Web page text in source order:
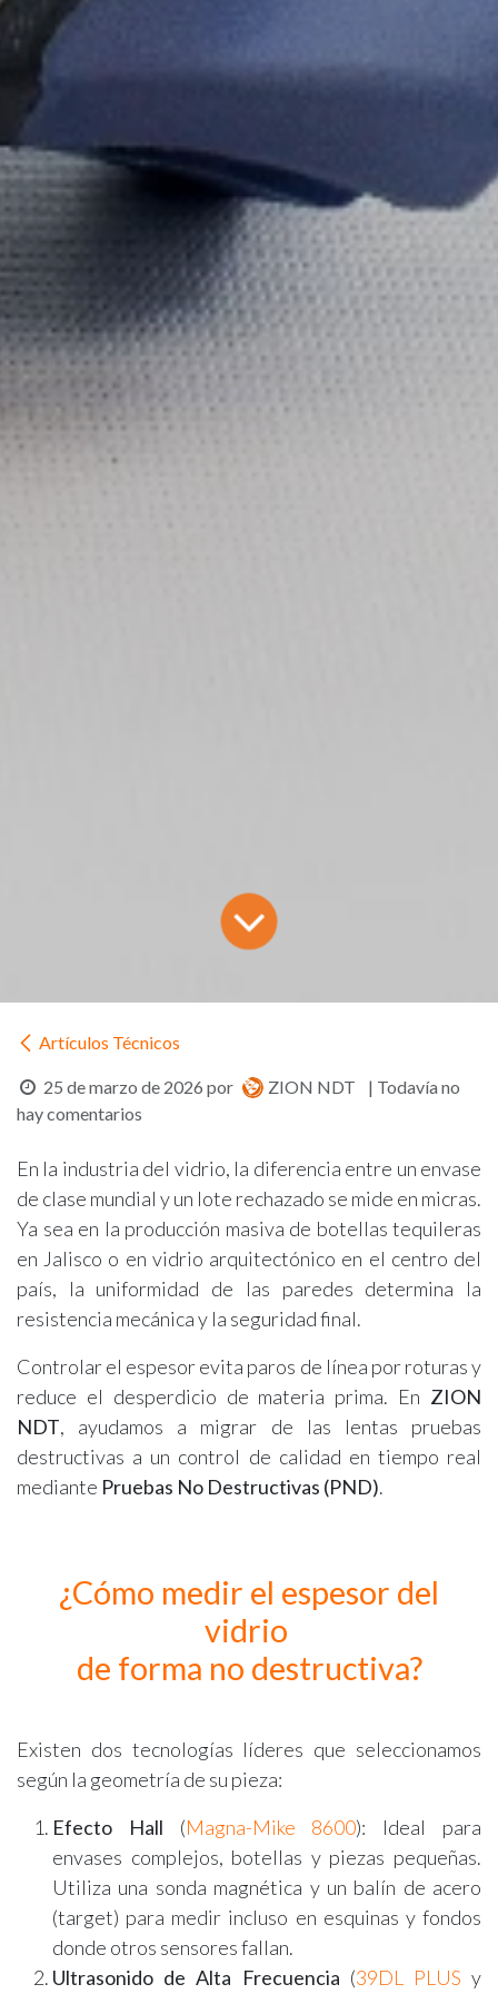
Artículos Técnicos
25 de marzo de 2026 por ZION NDT
| Todavía no
hay comentarios
En la industria del vidrio, la diferencia entre un envase
de clase mundial y un lote rechazado se mide en micras.
Ya sea en la producción masiva de botellas tequileras
en Jalisco o en vidrio arquitectónico en el centro del
país, la uniformidad de las paredes determina la
resistencia mecánica y la seguridad final.
Controlar el espesor evita paros de línea por roturas y
reduce el desperdicio de materia prima. En ZION
NDT, ayudamos a migrar de las lentas pruebas
destructivas a un control de calidad en tiempo real
mediante Pruebas No Destructivas (PND).
¿Cómo medir el espesor del
vidrio
de forma no destructiva?
Existen dos tecnologías líderes que seleccionamos
según la geometría de su pieza:
Efecto Hall (Magna-Mike 8600): Ideal para
envases complejos, botellas y piezas pequeñas.
Utiliza una sonda magnética y un balín de acero
(target) para medir incluso en esquinas y fondos
donde otros sensores fallan.
Ultrasonido de Alta Frecuencia (39DL PLUS y